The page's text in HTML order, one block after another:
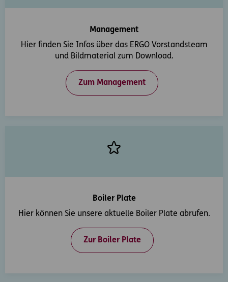
Management
Hier finden Sie Infos über das ERGO Vorstandsteam
und Bildmaterial zum Download.
Zum Management
Boiler Plate
Hier können Sie unsere aktuelle Boiler Plate abrufen.
Zur Boiler Plate